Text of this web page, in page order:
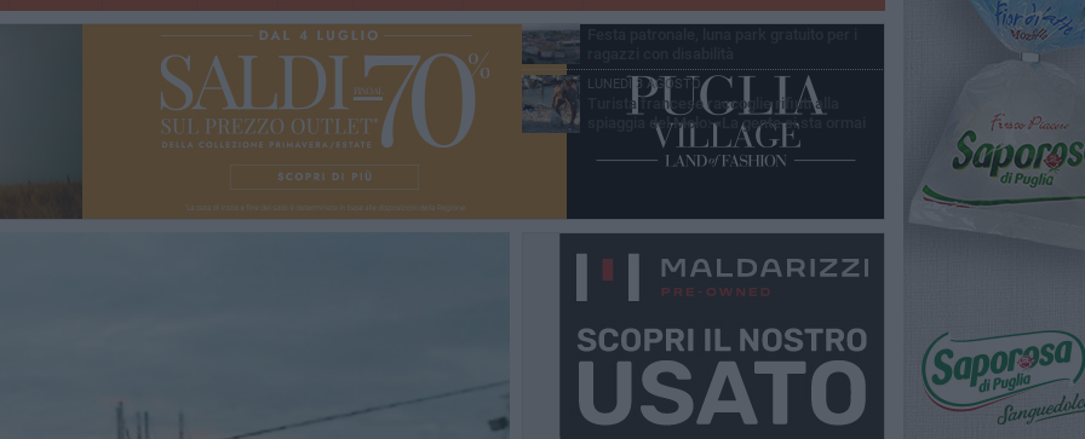
MERCOLEDÌ 5 AGOSTO
LUNEDÌ 3 AGOSTO
Turista francese raccoglie rifiuti alla
spiaggia del Molo: «La gente si sta ormai